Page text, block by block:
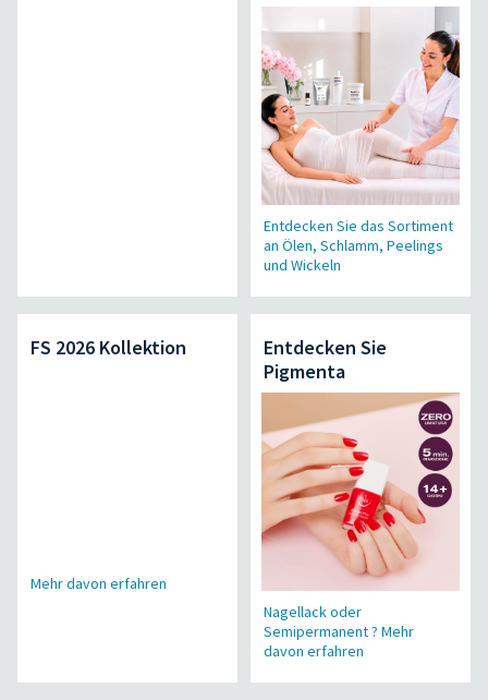
Entdecken Sie das Sortiment
an Ölen, Schlamm, Peelings
und Wickeln
FS 2026 Kollektion
Mehr davon erfahren
Entdecken Sie
Pigmenta
Nagellack oder
Semipermanent ? Mehr
davon erfahren